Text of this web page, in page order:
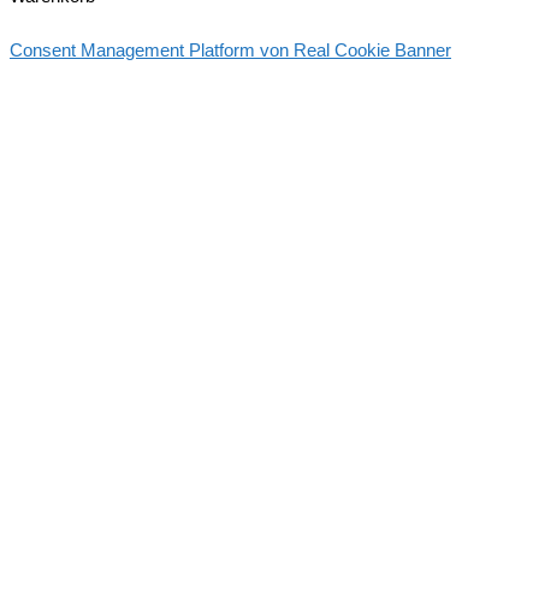
Consent Management Platform von Real Cookie Banner